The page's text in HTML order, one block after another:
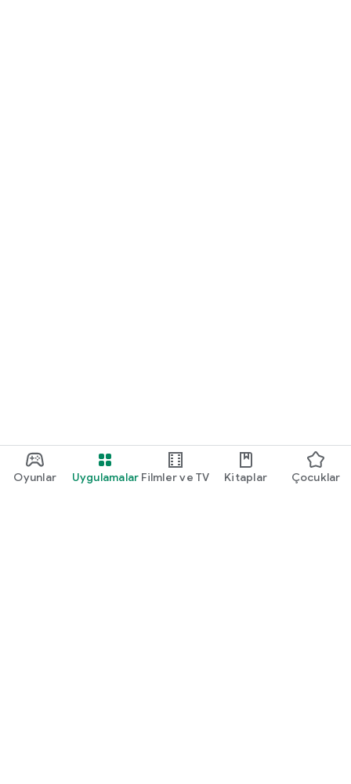
Oyunlar Uygulamalar Filmler ve TV Kitaplar Çocuklar